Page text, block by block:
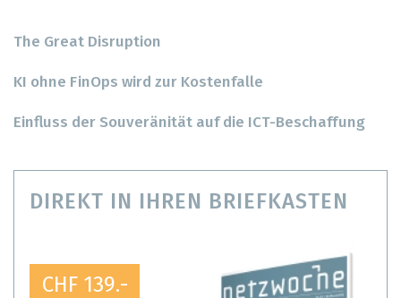
The Great Disruption
KI ohne FinOps wird zur Kostenfalle
Einfluss der Souveränität auf die ICT-Beschaffung
DIREKT IN IHREN BRIEFKASTEN
CHF 139.-